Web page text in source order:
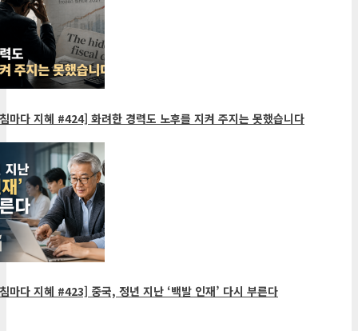
마다 지혜 #424] 화려한 경력도 노후를 지켜 주지는 못했습니다
마다 지혜 #423] 중국, 정년 지난 ‘백발 인재’ 다시 부른다